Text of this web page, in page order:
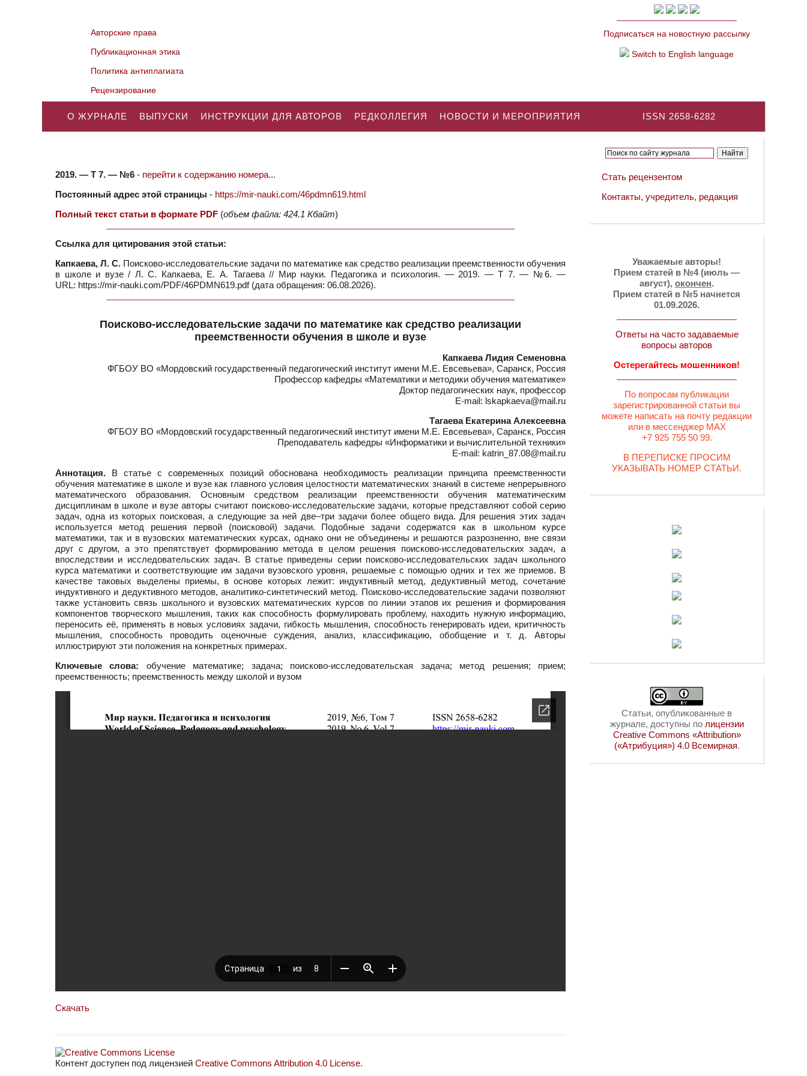
Авторские права
Публикационная этика
Политика антиплагиата
Рецензирование
Подписаться на новостную рассылку
Switch to English language
ISSN 2658-6282
О ЖУРНАЛЕ ВЫПУСКИ ИНСТРУКЦИИ ДЛЯ АВТОРОВ РЕДКОЛЛЕГИЯ НОВОСТИ И МЕРОПРИЯТИЯ
2019. — Т 7. — №6 - перейти к содержанию номера...
Постоянный адрес этой страницы - https://mir-nauki.com/46pdmn619.html
Полный текст статьи в формате PDF (объем файла: 424.1 Кбайт)
Ссылка для цитирования этой статьи:
Капкаева, Л. С. Поисково-исследовательские задачи по математике как средство реализации преемственности обучения
в школе и вузе / Л. С. Капкаева, Е. А. Тагаева // Мир науки. Педагогика и психология. — 2019. — Т 7. — №6. —
URL: https://mir-nauki.com/PDF/46PDMN619.pdf (дата обращения: 06.08.2026).
Поисково-исследовательские задачи по математике как средство реализации
преемственности обучения в школе и вузе
Капкаева Лидия Семеновна
ФГБОУ ВО «Мордовский государственный педагогический институт имени М.Е. Евсевьева», Саранск, Россия
Профессор кафедры «Математики и методики обучения математике»
Доктор педагогических наук, профессор
E-mail: lskapkaeva@mail.ru
Тагаева Екатерина Алексеевна
ФГБОУ ВО «Мордовский государственный педагогический институт имени М.Е. Евсевьева», Саранск, Россия
Преподаватель кафедры «Информатики и вычислительной техники»
E-mail: katrin_87.08@mail.ru
Аннотация. В статье с современных позиций обоснована необходимость реализации принципа преемственности
обучения математике в школе и вузе как главного условия целостности математических знаний в системе непрерывного
математического образования. Основным средством реализации преемственности обучения математическим
дисциплинам в школе и вузе авторы считают поисково-исследовательские задачи, которые представляют собой серию
задач, одна из которых поисковая, а следующие за ней две–три задачи более общего вида. Для решения этих задач
используется метод решения первой (поисковой) задачи. Подобные задачи содержатся как в школьном курсе
математики, так и в вузовских математических курсах, однако они не объединены и решаются разрозненно, вне связи
друг с другом, а это препятствует формированию метода в целом решения поисково-исследовательских задач, а
впоследствии и исследовательских задач. В статье приведены серии поисково-исследовательских задач школьного
курса математики и соответствующие им задачи вузовского уровня, решаемые с помощью одних и тех же приемов. В
качестве таковых выделены приемы, в основе которых лежит: индуктивный метод, дедуктивный метод, сочетание
индуктивного и дедуктивного методов, аналитико-синтетический метод. Поисково-исследовательские задачи позволяют
также установить связь школьного и вузовских математических курсов по линии этапов их решения и формирования
компонентов творческого мышления, таких как способность формулировать проблему, находить нужную информацию,
переносить её, применять в новых условиях задачи, гибкость мышления, способность генерировать идеи, критичность
мышления, способность проводить оценочные суждения, анализ, классификацию, обобщение и т. д. Авторы
иллюстрируют эти положения на конкретных примерах.
Ключевые слова: обучение математике; задача; поисково-исследовательская задача; метод решения; прием;
преемственность; преемственность между школой и вузом
Скачать
Контент доступен под лицензией Creative Commons Attribution 4.0 License.
Стать рецензентом
Контакты, учредитель, редакция
Уважаемые авторы!
Прием статей в №4 (июль —
август), окончен.
Прием статей в №5 начнется
01.09.2026.
Ответы на часто задаваемые
вопросы авторов
Остерегайтесь мошенников!
По вопросам публикации
зарегистрированной статьи вы
можете написать на почту редакции
или в мессенджер MAX
+7 925 755 50 99.
В ПЕРЕПИСКЕ ПРОСИМ
УКАЗЫВАТЬ НОМЕР СТАТЬИ.
Статьи, опубликованные в
журнале, доступны по лицензии
Creative Commons «Attribution»
(«Атрибуция») 4.0 Всемирная.